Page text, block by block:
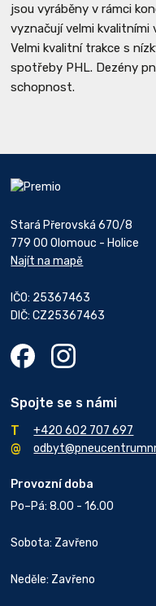
jsou vyráběny v rámci
vyznačují velmi
Velmi kvalitní trakce s
spotřeby PHL. Dezény
schopnost.
Stará Přerovská 670/8
779 00 Olomouc - Holice
Najít na mapě
IČO: 25367463
DIČ: CZ25367463
Spojte se s námi
+420 602 707 697
Provozní doba
Po–Pá: 8.00 - 16.00
Sobota: Zavřeno
Neděle: Zavřeno